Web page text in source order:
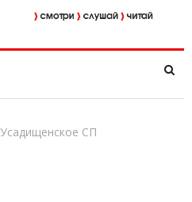
Усадищенское СП